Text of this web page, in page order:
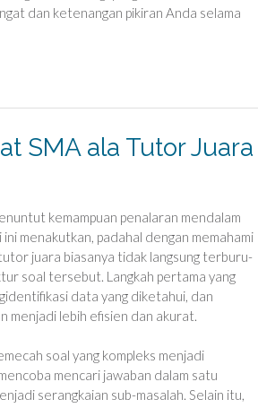
dan ketenangan pikiran Anda selama
SMA ala Tutor Juara
kemampuan penalaran mendalam
menakutkan, padahal dengan memahami
juara biasanya tidak langsung terburu-
soal tersebut. Langkah pertama yang
data yang diketahui, dan
menjadi lebih efisien dan akurat.
soal yang kompleks menjadi
mencari jawaban dalam satu
serangkaian sub-masalah. Selain itu,